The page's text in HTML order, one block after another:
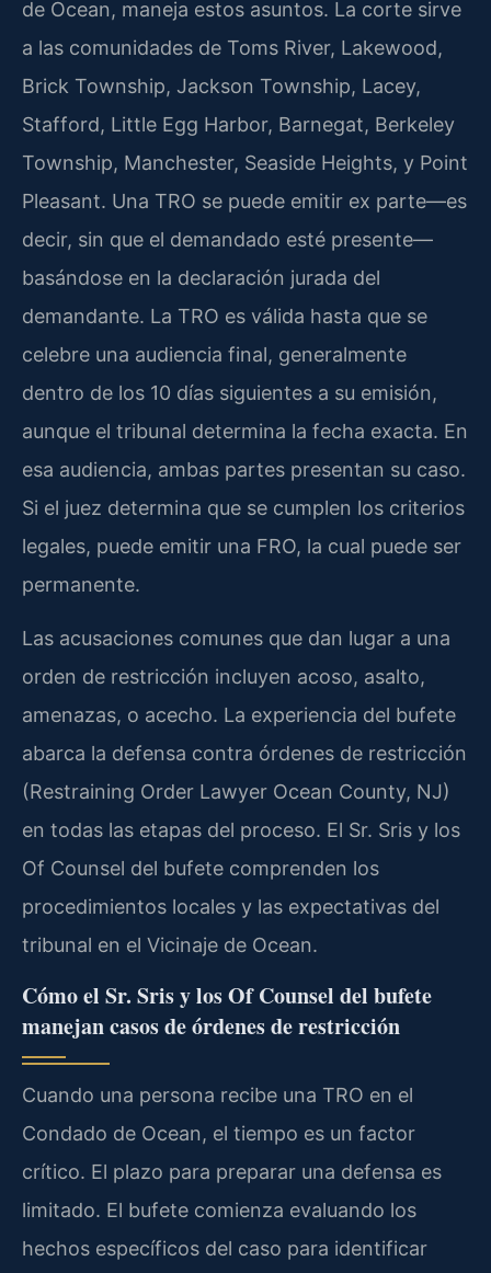
de Ocean, maneja estos asuntos. La corte sirve
a las comunidades de Toms River, Lakewood,
Brick Township, Jackson Township, Lacey,
Stafford, Little Egg Harbor, Barnegat, Berkeley
Township, Manchester, Seaside Heights, y Point
Pleasant. Una TRO se puede emitir ex parte—es
decir, sin que el demandado esté presente—
basándose en la declaración jurada del
demandante. La TRO es válida hasta que se
celebre una audiencia final, generalmente
dentro de los 10 días siguientes a su emisión,
aunque el tribunal determina la fecha exacta. En
esa audiencia, ambas partes presentan su caso.
Si el juez determina que se cumplen los criterios
legales, puede emitir una FRO, la cual puede ser
permanente.
Las acusaciones comunes que dan lugar a una
orden de restricción incluyen acoso, asalto,
amenazas, o acecho. La experiencia del bufete
abarca la defensa contra órdenes de restricción
(Restraining Order Lawyer Ocean County, NJ)
en todas las etapas del proceso. El Sr. Sris y los
Of Counsel del bufete comprenden los
procedimientos locales y las expectativas del
tribunal en el Vicinaje de Ocean.
Cómo el Sr. Sris y los Of Counsel del bufete
manejan casos de órdenes de restricción
Cuando una persona recibe una TRO en el
Condado de Ocean, el tiempo es un factor
crítico. El plazo para preparar una defensa es
limitado. El bufete comienza evaluando los
hechos específicos del caso para identificar